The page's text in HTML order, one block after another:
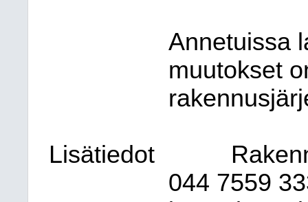
Annetuissa
muutokset
Lisätiedot
044 7559